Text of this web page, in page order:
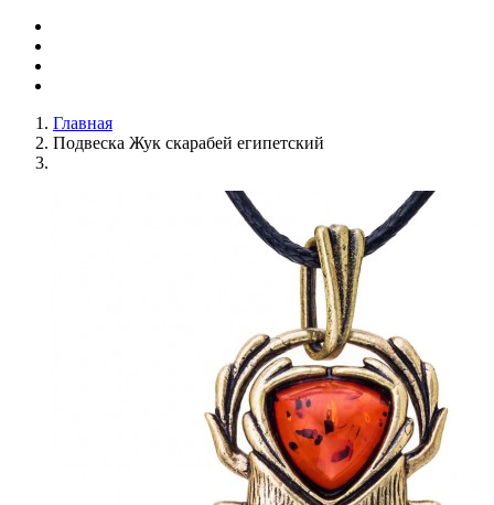
Главная
Подвеска Жук скарабей египетский